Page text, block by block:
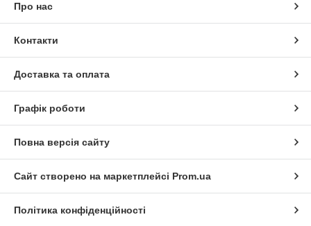
Про нас
Контакти
Доставка та оплата
Графік роботи
Повна версія сайту
Сайт створено на маркетплейсі Prom.ua
Політика конфіденційності